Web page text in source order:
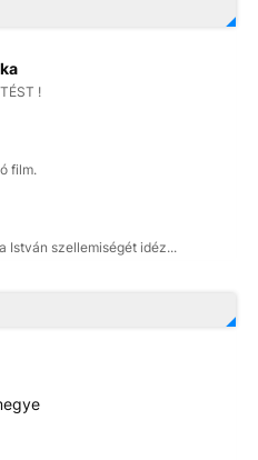
!
film.
István szellemiségét idéz...